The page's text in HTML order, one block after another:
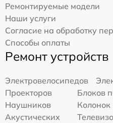
Ремонтируемые модели
Наши услуги
Согласие на обработку
Способы оплаты
Ремонт устройств
Электровелосипедов
Проекторов
Блоков
Наушников
Колонок
Акустических